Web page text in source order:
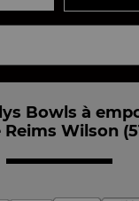
Bowls à
Wilson